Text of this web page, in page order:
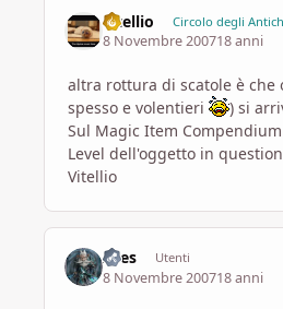
vitellio Circolo degli
8 Novembre 200718 anni
altra rottura di scatole è che
spesso e volentieri
) si
Sul Magic Item
Level dell'oggetto in
Vitellio
Ares Utenti
8 Novembre 200718 anni